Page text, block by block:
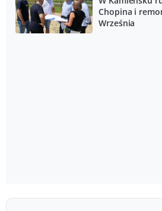
Chopina i
Września